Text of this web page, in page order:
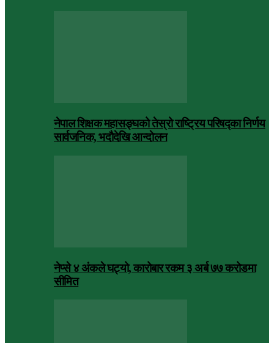
नेपाल शिक्षक महासङ्घको तेस्रो राष्ट्रिय परिषद्का निर्णय
सार्वजनिक, भदाैदेखि आन्दाेलन
नेप्से ४ अंकले घट्यो, कारोबार रकम ३ अर्ब ७७ करोडमा
सीमित